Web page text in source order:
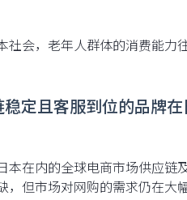
社会，老年人群体的消费能力
定且客服到位的品牌
本在内的全球电商市场供应链
，但市场对网购的需求仍在大